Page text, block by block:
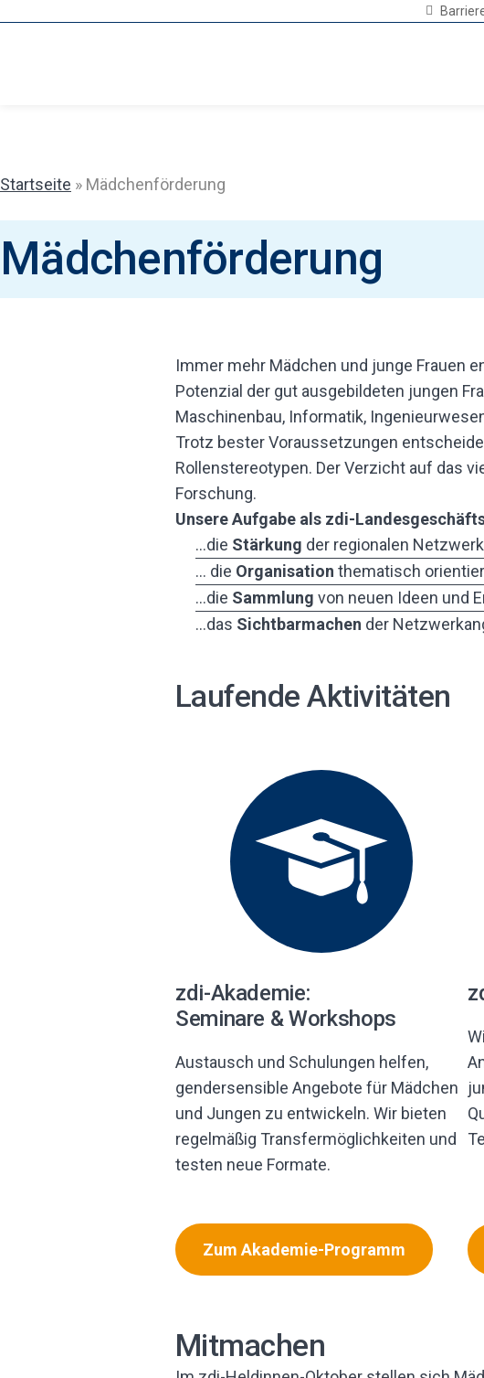
springen
Startseite » Mädchenförderung
Mädchenförderung
Immer mehr Mädchen und junge Frauen
Potenzial der gut ausgebildeten jungen
Maschinenbau, Informatik,
Trotz bester Voraussetzungen
Rollenstereotypen. Der Verzicht auf das
Forschung.
Unsere Aufgabe als zdi-
…die Stärkung der regionalen
… die Organisation thematisch
…die Sammlung von neuen Ideen und
…das Sichtbarmachen der
Laufende Aktivitäten
zdi-Akademie:
Seminare & Workshops
Austausch und Schulungen helfen,
gendersensible Angebote für Mädchen
und Jungen zu entwickeln. Wir bieten
regelmäßig Transfermöglichkeiten und
testen neue Formate.
Zum Akademie-Programm
Mitmachen